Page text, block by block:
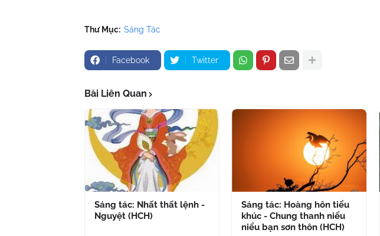
Thư Mục: Sáng Tác
Facebook Twitter
Bài Liên Quan
Sáng tác: Nhất thất lệnh -
Nguyệt (HCH)
Sáng tác: Hoàng hôn tiểu
khúc - Chung thanh niểu
niểu bạn sơn thôn (HCH)